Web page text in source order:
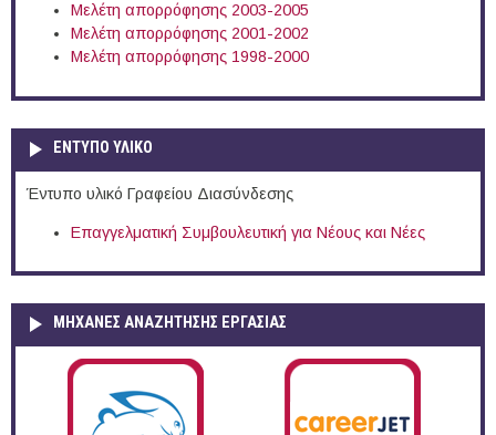
Μελέτη απορρόφησης 2003-2005
Μελέτη απορρόφησης 2001-2002
Μελέτη απορρόφησης 1998-2000
ΕΝΤΥΠΟ ΥΛΙΚΟ
Έντυπο υλικό Γραφείου Διασύνδεσης
Επαγγελματική Συμβουλευτική για Νέους και Νέες
ΜΗΧΑΝΕΣ ΑΝΑΖΗΤΗΣΗΣ ΕΡΓΑΣΙΑΣ